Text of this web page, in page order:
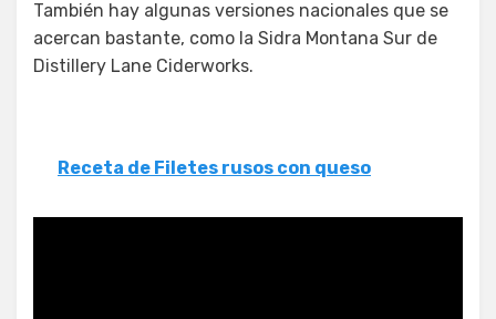
También hay algunas versiones nacionales que se
acercan bastante, como la Sidra Montana Sur de
Distillery Lane Ciderworks.
Receta de Filetes rusos con queso